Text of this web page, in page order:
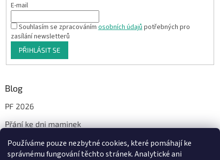
Používáme pouze nezbytné cookies, které pomáhají ke
správnému fungování těchto stránek. Analytické ani
E-mail
Souhlasím se zpracovánímosobních údajůpotřebných pro
zasílání newsletterů
PŘIHLÁSIT SE
Blog
PF 2026
Přání ke dni maminek